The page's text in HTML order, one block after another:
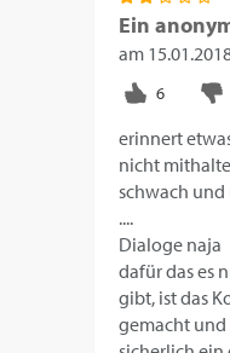
Ein
am
erinnert
nicht
schwach
....
Dialoge naja
dafür das es
gibt, ist das
gemacht